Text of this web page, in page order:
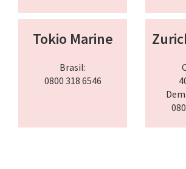
Tokio Marine
Brasil:
0800 318 6546